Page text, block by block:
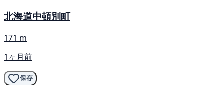
北海道中頓別町
171 m
1ヶ月前
保存